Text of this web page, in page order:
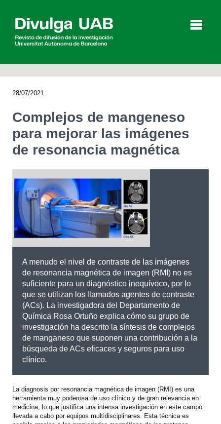
Agenda
English Català
BUSCAR
28/07/2021
Complejos de mangeneso
para mejorar las imágenes
de resonancia magnética
A menudo el nivel de contraste de las imágenes
de resonancia magnética de imagen (RMI) no es
suficiente para un diagnóstico inequívoco, por lo
que se utilizan los llamados agentes de contraste
(ACs). La investigadora del Departamento de
Química Rosa Ortuño explica cómo su grupo de
investigación ha descrito la síntesis de complejos
de manganeso que suponen una contribución a la
búsqueda de ACs eficaces y seguros para uso
clínico.
La diagnosis por resonancia magnética de imagen (RMI) es una
herramienta muy poderosa de uso clínico y de gran relevancia en
medicina, lo que justifica una intensa investigación en este campo
llevada a cabo por equipos multidisciplinares. Esta técnica es